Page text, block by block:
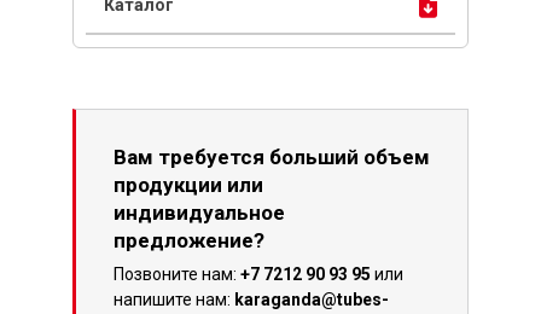
Вам требуется больший объем
продукции или
индивидуальное
предложение?
Позвоните нам: +7 7212 90 93 95 или
напишите нам: karaganda@tubes-